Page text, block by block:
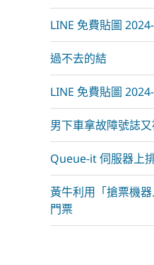
LINE 免費貼圖
過不去的結
LINE 免費貼圖
男下車拿故障號誌
Queue-it 伺服器上
黃牛利用「搶票機
門票